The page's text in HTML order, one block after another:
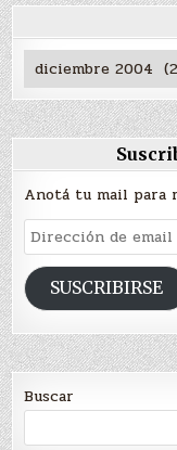
Archivos
Anotá tu mail para
Dirección
de
emailSUSCRIBIRSE
Buscar